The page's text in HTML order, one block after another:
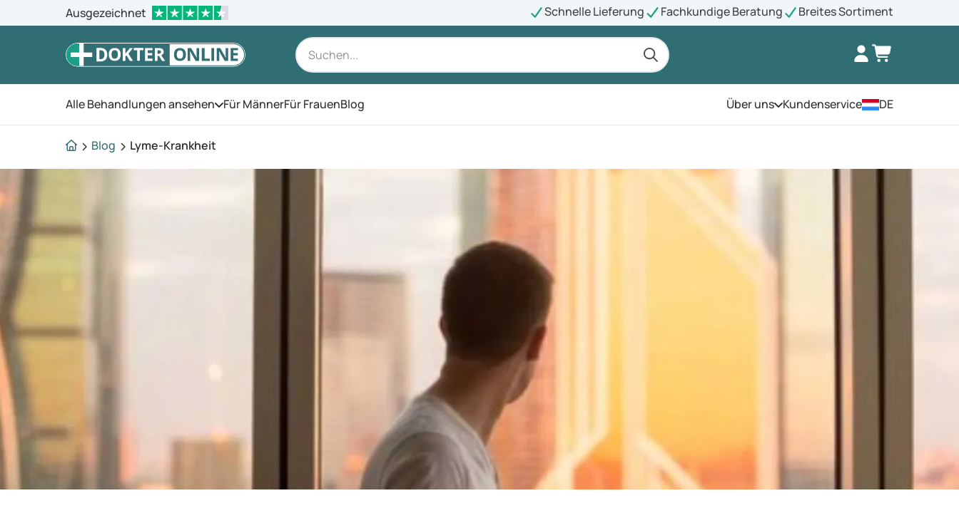
Ausgezeichnet Schnelle Lieferung Fachkundige Beratung Breites Sortiment
Alle Behandlungen ansehen Öffnen Sie das Menü
Für MännerFür FrauenBlog Über unsÖffnen Sie das Menü
Kundenservice DE
Blog Lyme-Krankheit